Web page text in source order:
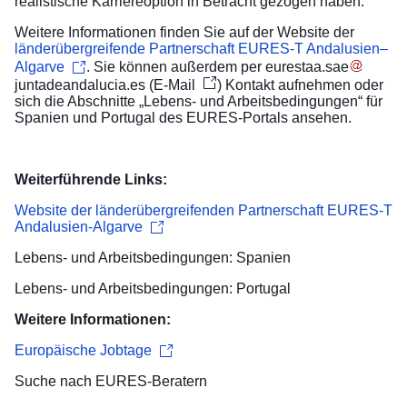
Weitere Informationen finden Sie auf der Website der
länderübergreifende Partnerschaft EURES-T Andalusien–
Algarve
. Sie können außerdem per eurestaa.sae
juntadeandalucia.es (E-Mail ) Kontakt aufnehmen oder
sich die Abschnitte „Lebens- und Arbeitsbedingungen“ für
Spanien und Portugal des EURES-Portals ansehen.
Weiterführende Links:
Website der länderübergreifenden Partnerschaft EURES-T
Andalusien-Algarve
Lebens- und Arbeitsbedingungen: Spanien
Lebens- und Arbeitsbedingungen: Portugal
Weitere Informationen:
Europäische Jobtage
Suche nach EURES-Beratern